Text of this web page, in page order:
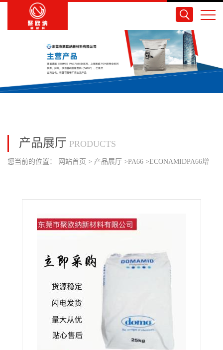
产品展厅 PRODUCTS
您当前的位置： 网站首页 > 产品展厅 >PA66 >ECONAMIDPA66增